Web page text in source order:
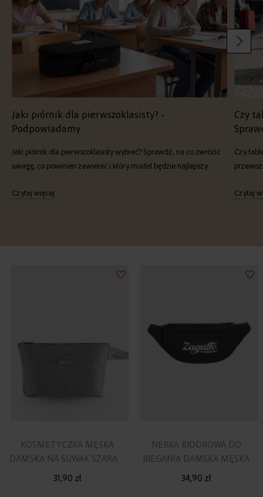
Jaki piórnik dla pierwszoklasisty? -
Podpowiadamy
Jaki piórnik dla pierwszoklasisty wybrać? Sprawdź, na co zwrócić
uwagę, co powinien zawierać i który model będzie najlepszy.
Czytaj więcej
Czy
Czy
Czytaj
KOSMETYCZKA MĘSKA
DAMSKA NA SUWAK SZARA Z
UCHWYTEM
31,90 zł
Dodaj
NERKA BIODROWA DO
BIEGANIA DAMSKA MĘSKA
34,90 zł